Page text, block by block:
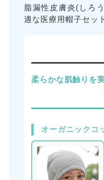
脂漏性皮膚炎(しろ
適な医療用帽子セッ
柔らかな肌触りを
オーガニックコ